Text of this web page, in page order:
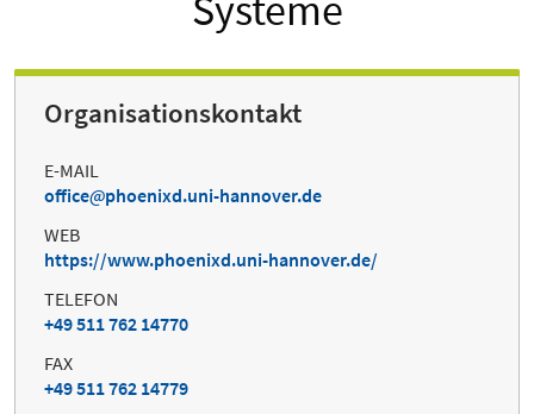
Organisationskontakt
E-MAIL
office
phoenixd.uni-hannover.de
WEB
https://www.phoenixd.uni-hannover.de/
TELEFON
+49 511 762 14770
FAX
+49 511 762 14779